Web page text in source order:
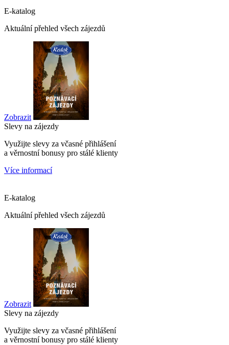
E-katalog
Aktuální přehled všech zájezdů
Zobrazit
Slevy na zájezdy
Využijte slevy za včasné přihlášení
a věrnostní bonusy pro stálé klienty
Více informací
E-katalog
Aktuální přehled všech zájezdů
Zobrazit
Slevy na zájezdy
Využijte slevy za včasné přihlášení
a věrnostní bonusy pro stálé klienty